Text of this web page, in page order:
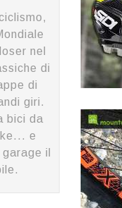
nel
di
di
giri.
bici da
e
il